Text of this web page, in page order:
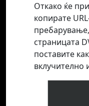
Откако ќе
копирате
страницата
поставите
вклучително